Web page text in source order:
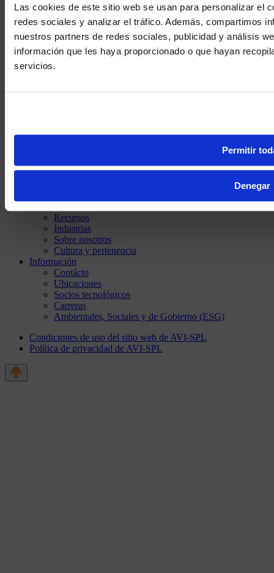
Las cookies de este sitio web se usan para personalizar el
redes sociales y analizar el tráfico. Además, compartimos
nuestros partners de redes sociales, publicidad y análisis
información que les haya proporcionado o que hayan
servicios.
Permitir
Denegar
Recursos
Industrias
Sobre nosotros
Cultura y pertenencia
Información
Contácto
Ubicaciones
Socios tecnológicos
Carreras
Ambientales, Sociales y de Gobierno (ESG)
Condiciones de uso del sitio web de AVI-SPL
Política de privacidad de AVI-SPL
We noticed
No, stay